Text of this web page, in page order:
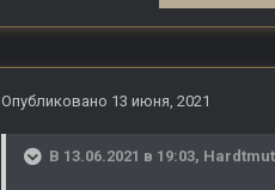
Опубликовано 13 июня, 2021
В 13.06.2021 в 19:03,